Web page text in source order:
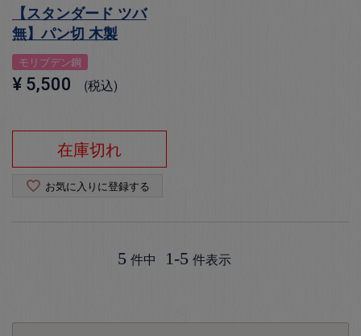
【スタンダード ツバ
無】パン切 木製
モリブデン鋼
¥ 5,500 税込
在庫切れ
お気に入りに登録する
5 件中 1 -5 件表示